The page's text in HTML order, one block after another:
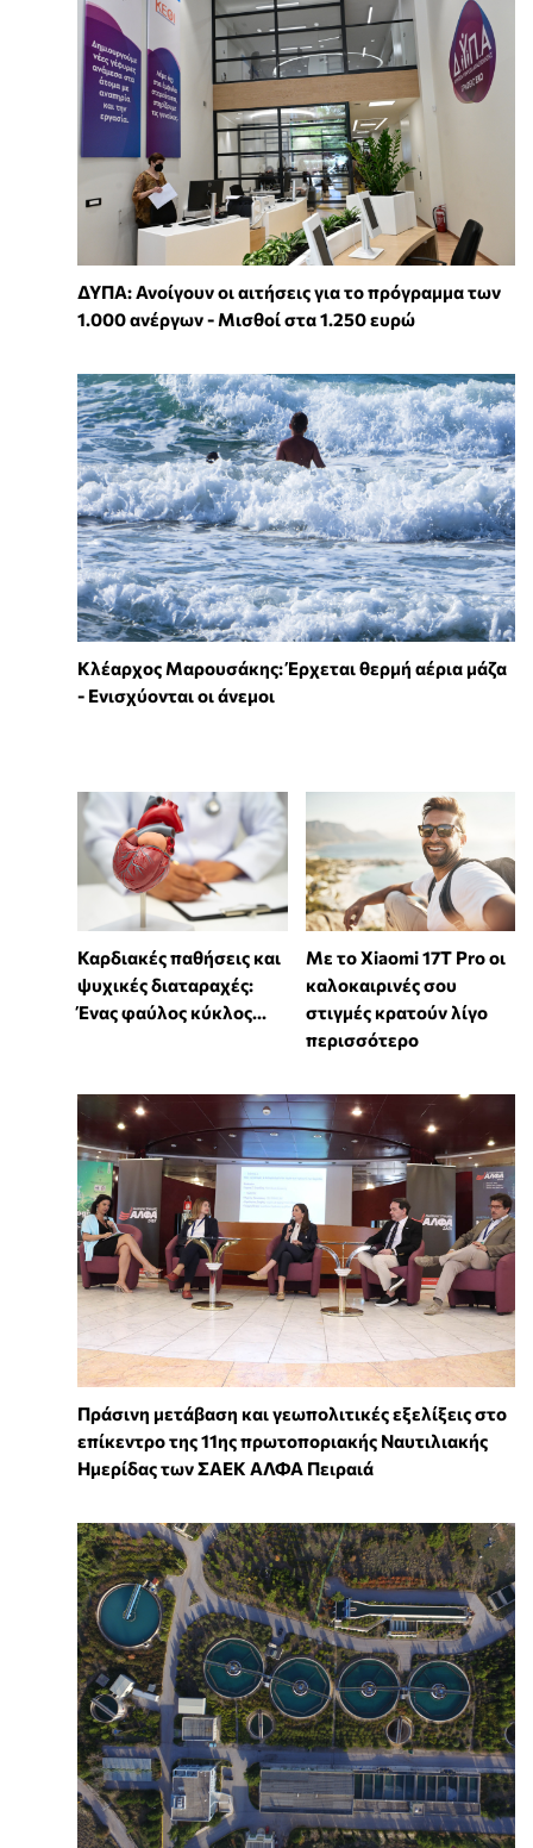
ΔΥΠΑ: Ανοίγουν οι αιτήσεις για το πρόγραμμα των
1.000 ανέργων - Μισθοί στα 1.250 ευρώ
Κλέαρχος Μαρουσάκης: Έρχεται θερμή αέρια μάζα
- Ενισχύονται οι άνεμοι
Καρδιακές παθήσεις και
ψυχικές διαταραχές:
Ένας φαύλος κύκλος...
Με το Xiaomi 17T Pro οι
καλοκαιρινές σου
στιγμές κρατούν λίγο
περισσότερο
Πράσινη μετάβαση και γεωπολιτικές εξελίξεις στο
επίκεντρο της 11ης πρωτοποριακής Ναυτιλιακής
Ημερίδας των ΣΑΕΚ ΑΛΦΑ Πειραιά